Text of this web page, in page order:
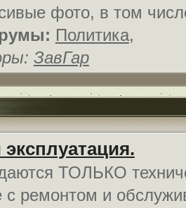
фото, в том
Политика,
ЗавГар
ТОЛЬКО
с ремонтом и